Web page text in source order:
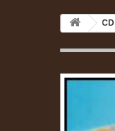
CD